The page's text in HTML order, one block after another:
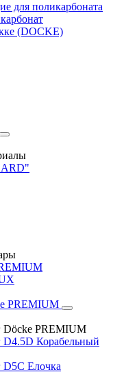
для поликарбоната
(DOCKE)
PREMIUM
Döcke PREMIUM
D4.5D Корабельный
D5С Елочка